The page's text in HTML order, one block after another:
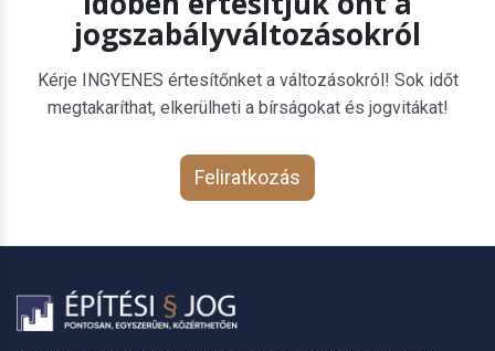
jogszabályváltozásokról
Kérje INGYENES értesítőnket a változásokról! Sok időt
megtakaríthat, elkerülheti a bírságokat és jogvitákat!
Feliratkozás